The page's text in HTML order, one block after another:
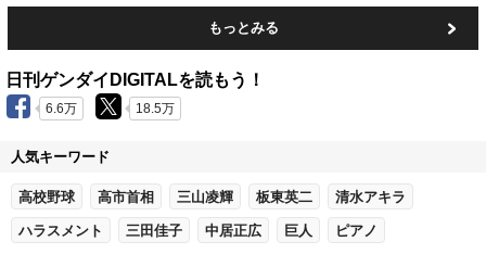
もっとみる
日刊ゲンダイDIGITALを読もう！
6.6万 18.5万
人気キーワード
高校野球 高市首相 三山凌輝 板東英二 清水アキラ
ハラスメント 三田佳子 中居正広 巨人 ピアノ